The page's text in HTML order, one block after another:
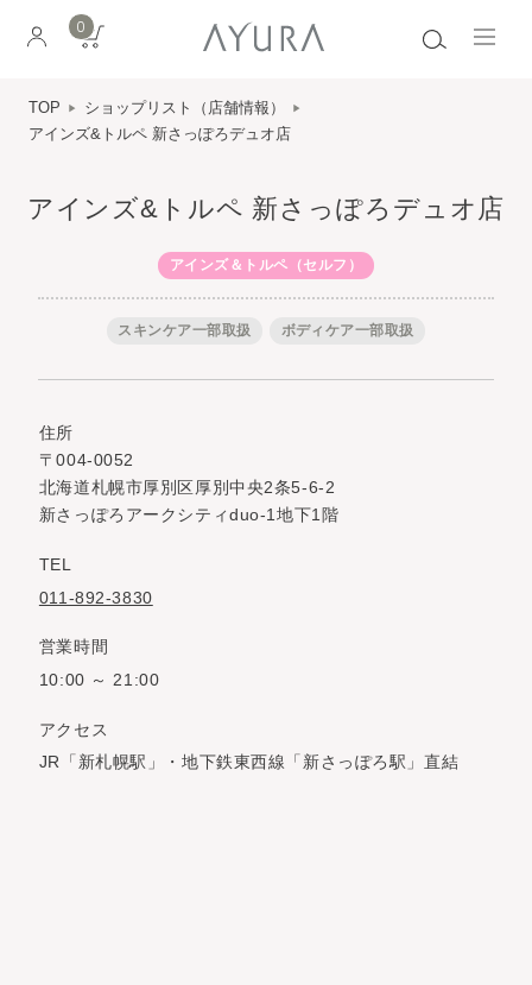
0
TOP
ショップリスト（店舗情報）
アインズ&トルペ 新さっぽろデュオ店
アインズ&トルペ 新さっぽろデュオ店
アインズ＆トルペ（セルフ）
スキンケア一部取扱 ボディケア一部取扱
住所
〒004-0052
北海道札幌市厚別区厚別中央2条5-6-2
新さっぽろアークシティduo-1地下1階
TEL
011-892-3830
営業時間
10:00 ～ 21:00
アクセス
JR「新札幌駅」・地下鉄東西線「新さっぽろ駅」直結